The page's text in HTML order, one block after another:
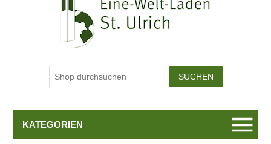
KATEGORIEN